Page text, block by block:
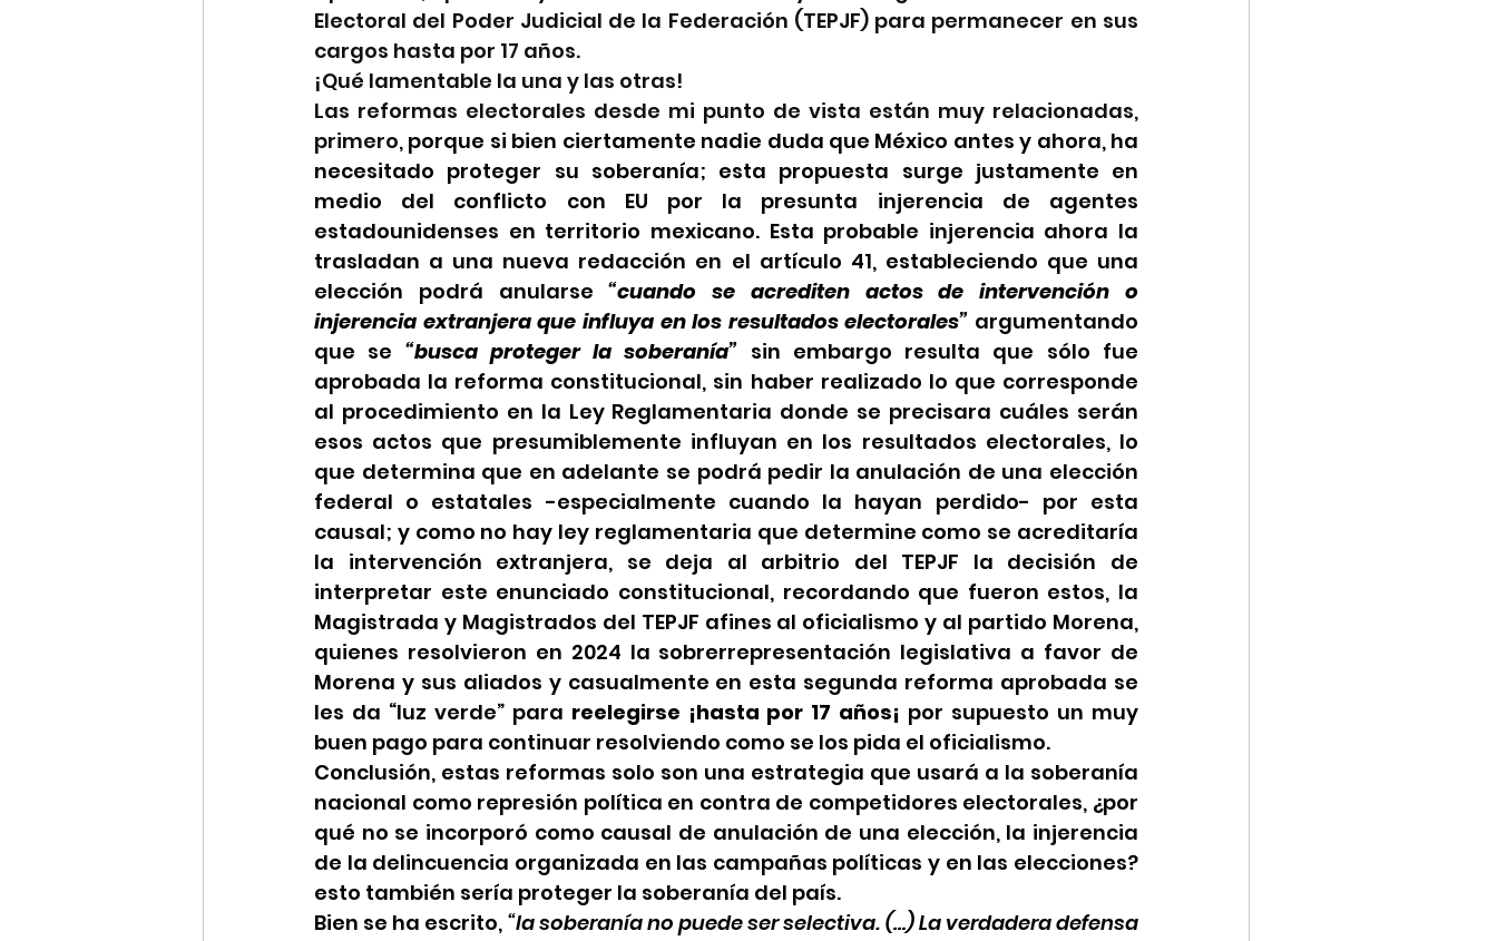
Electoral del Poder Judicial de la Federación (TEPJF) para permanecer en sus
cargos hasta por 17 años.
¡Qué lamentable la una y las otras!
Las reformas electorales desde mi punto de vista están muy relacionadas,
primero, porque si bien ciertamente nadie duda que México antes y ahora, ha
necesitado proteger su soberanía; esta propuesta surge justamente en
medio del conflicto con EU por la presunta injerencia de agentes
estadounidenses en territorio mexicano. Esta probable injerencia ahora la
trasladan a una nueva redacción en el artículo 41, estableciendo que una
elección podrá anularse “cuando se acrediten actos de intervención o
injerencia extranjera que influya en los resultados electorales” argumentando
que se “busca proteger la soberanía” sin embargo resulta que sólo fue
aprobada la reforma constitucional, sin haber realizado lo que corresponde
al procedimiento en la Ley Reglamentaria donde se precisara cuáles serán
esos actos que presumiblemente influyan en los resultados electorales, lo
que determina que en adelante se podrá pedir la anulación de una elección
federal o estatales -especialmente cuando la hayan perdido- por esta
causal; y como no hay ley reglamentaria que determine como se acreditaría
la intervención extranjera, se deja al arbitrio del TEPJF la decisión de
interpretar este enunciado constitucional, recordando que fueron estos, la
Magistrada y Magistrados del TEPJF afines al oficialismo y al partido Morena,
quienes resolvieron en 2024 la sobrerrepresentación legislativa a favor de
Morena y sus aliados y casualmente en esta segunda reforma aprobada se
les da “luz verde” para reelegirse ¡hasta por 17 años¡ por supuesto un muy
buen pago para continuar resolviendo como se los pida el oficialismo.
Conclusión, estas reformas solo son una estrategia que usará a la soberanía
nacional como represión política en contra de competidores electorales, ¿por
qué no se incorporó como causal de anulación de una elección, la injerencia
de la delincuencia organizada en las campañas políticas y en las elecciones?
esto también sería proteger la soberanía del país.
Bien se ha escrito, “la soberanía no puede ser selectiva. (…) La verdadera defensa